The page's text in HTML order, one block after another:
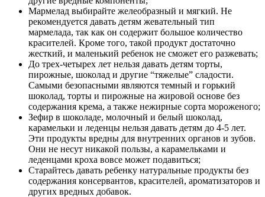
Мармелад выбирайте желеобразный и мягкий. Не
рекомендуется давать детям жевательный тип
мармелада, так как он содержит большое количество
красителей. Кроме того, такой продукт достаточно
жесткий, и маленький ребенок не сможет его разжевать;
До трех-четырех лет нельзя давать детям торты,
пирожные, шоколад и другие “тяжелые” сладости.
Самыми безопасными являются темный и горький
шоколад, торты и пирожные на жировой основе без
содержания крема, а также нежирные сорта мороженого;
Зефир в шоколаде, молочный и белый шоколад,
карамельки и леденцы нельзя давать детям до 4-5 лет.
Эти продукты вредны для внутренних органов и зубов.
Они не несут никакой пользы, а карамельками и
леденцами кроха вовсе может подавиться;
Старайтесь давать ребенку натуральные продукты без
содержания консервантов, красителей, ароматизаторов и
других вредных добавок.